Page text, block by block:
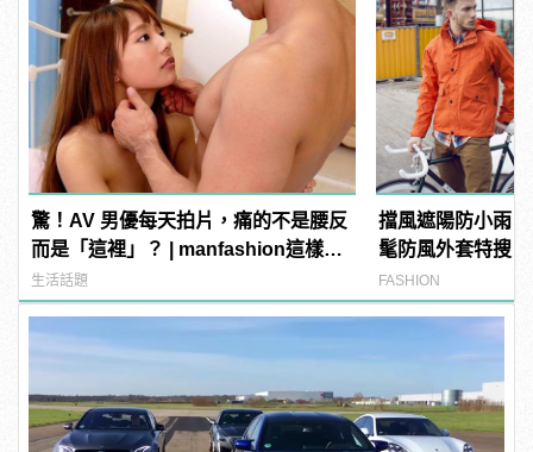
驚！AV 男優每天拍片，痛的不是腰反
而是「這裡」？ | manfashion這樣變
型男
生活話題
擋風遮陽防小雨
髦防風外套特搜
FASHION